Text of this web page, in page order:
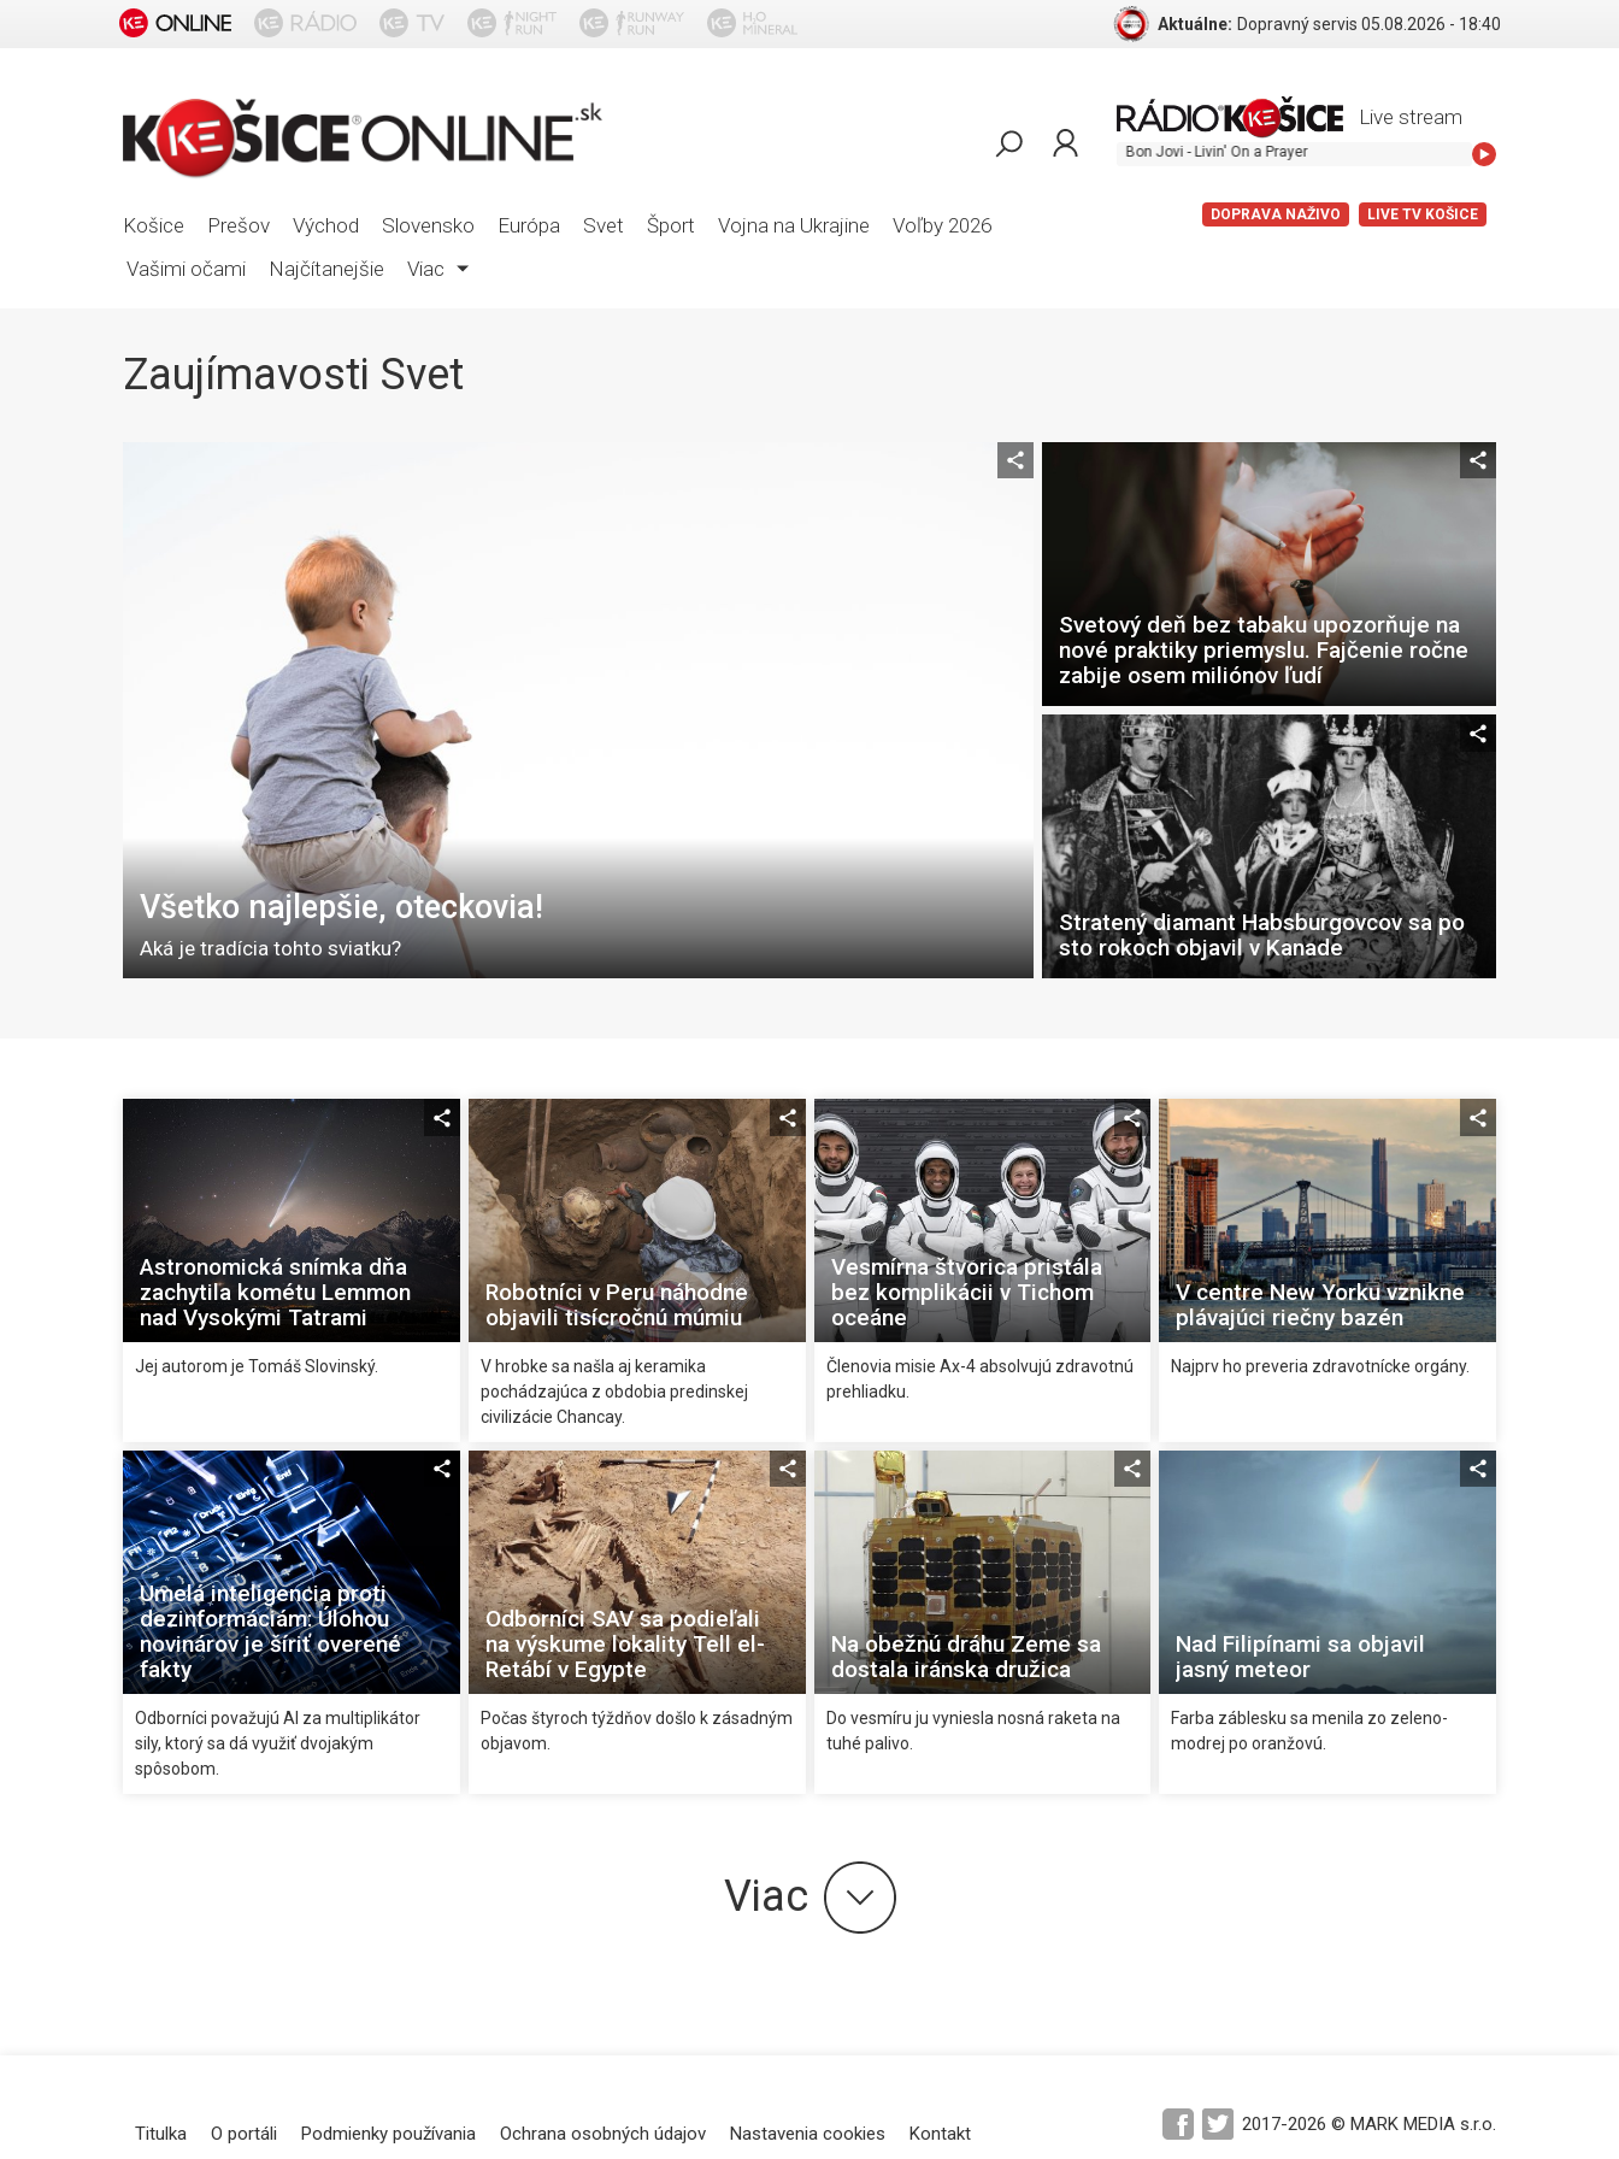
Aktuálne: Dopravný servis 05.08.2026 - 18:40
Košice Prešov Východ Slovensko Európa Svet Šport Vojna na Ukrajine
Voľby 2026
Vašimi očami
Najčítanejšie Viac
Live stream
Bon Jovi - Livin' On a Prayer
DOPRAVA NAŽIVO LIVE TV KOŠICE
Zaujímavosti Svet
Všetko najlepšie, oteckovia!
Aká je tradícia tohto sviatku?
Svetový deň bez tabaku upozorňuje na
nové praktiky priemyslu. Fajčenie ročne
zabije osem miliónov ľudí
Stratený diamant Habsburgovcov sa po
sto rokoch objavil v Kanade
Astronomická snímka dňa
zachytila kométu Lemmon
nad Vysokými Tatrami
Jej autorom je Tomáš Slovinský.
Robotníci v Peru náhodne
objavili tisícročnú múmiu
V hrobke sa našla aj keramika
pochádzajúca z obdobia predinskej
civilizácie Chancay.
Vesmírna štvorica pristála
bez komplikácii v Tichom
oceáne
Členovia misie Ax-4 absolvujú zdravotnú
prehliadku.
V centre New Yorku vznikne
plávajúci riečny bazén
Najprv ho preveria zdravotnícke orgány.
Umelá inteligencia proti
dezinformáciám: Úlohou
novinárov je šíriť overené
fakty
Odborníci považujú AI za multiplikátor
sily, ktorý sa dá využiť dvojakým
spôsobom.
Odborníci SAV sa podieľali
na výskume lokality Tell el-
Retábí v Egypte
Počas štyroch týždňov došlo k zásadným
objavom.
Na obežnú dráhu Zeme sa
dostala iránska družica
Do vesmíru ju vyniesla nosná raketa na
tuhé palivo.
Nad Filipínami sa objavil
jasný meteor
Farba záblesku sa menila zo zeleno-
modrej po oranžovú.
Viac
Titulka O portáli Podmienky používania Ochrana osobných údajov Nastavenia cookies Kontakt 2017-2026 © MARK MEDIA s.r.o.